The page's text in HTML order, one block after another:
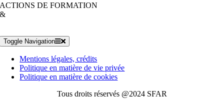
ACTIONS DE FORMATION
&
Toggle Navigation
Mentions légales, crédits
Politique en matière de vie privée
Politique en matière de cookies
Tous droits réservés @2024 SFAR